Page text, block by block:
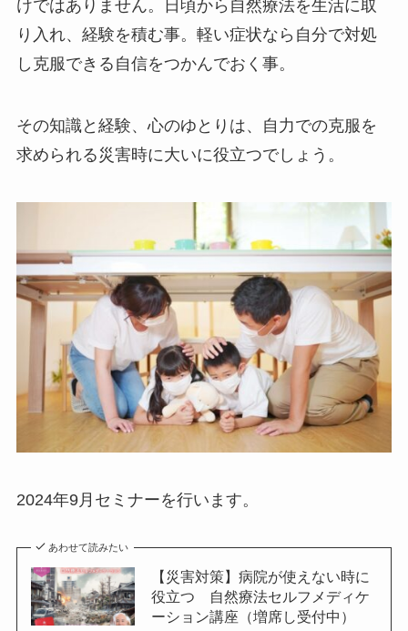
けではありません。日頃から自然療法を生活に取
り入れ、経験を積む事。軽い症状なら自分で対処
し克服できる自信をつかんでおく事。
その知識と経験、心のゆとりは、自力での克服を
求められる災害時に大いに役立つでしょう。
2024年9月セミナーを行います。
あわせて読みたい
【災害対策】病院が使えない時に
役立つ 自然療法セルフメディケ
ーション講座（増席し受付中）